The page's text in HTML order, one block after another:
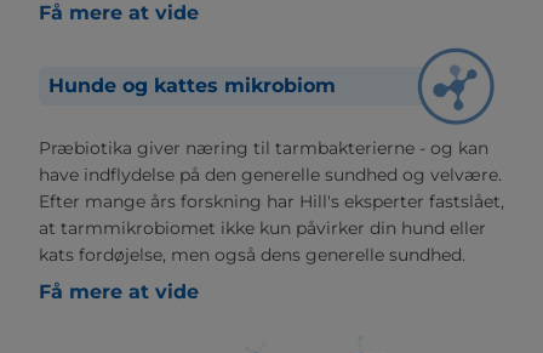
Få mere at vide
Hunde og kattes mikrobiom
Præbiotika giver næring til tarmbakterierne - og kan
have indflydelse på den generelle sundhed og velvære.
Efter mange års forskning har Hill's eksperter fastslået,
at tarmmikrobiomet ikke kun påvirker din hund eller
kats fordøjelse, men også dens generelle sundhed.
Få mere at vide